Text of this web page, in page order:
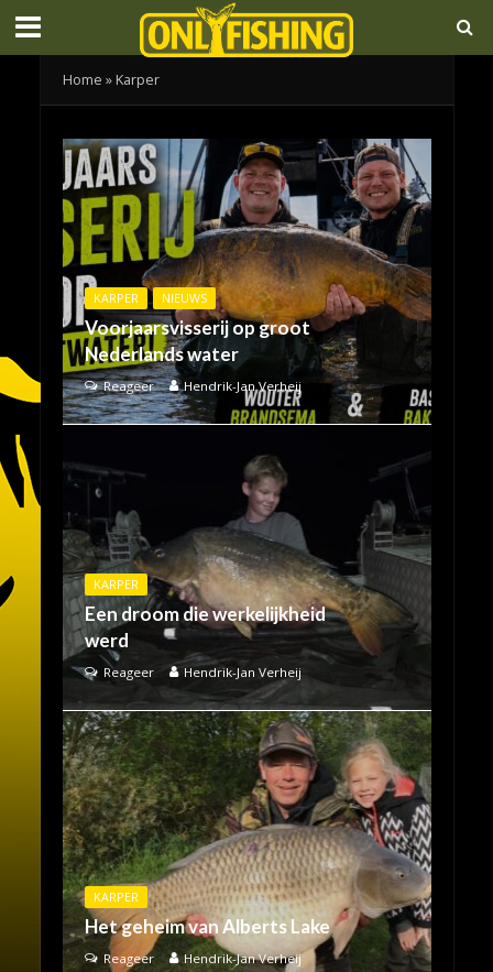
Home » Karper
KARPER NIEUWS
Voorjaarsvisserij op groot
Nederlands water
Reageer Hendrik-Jan Verheij
KARPER
Een droom die werkelijkheid
werd
Reageer Hendrik-Jan Verheij
KARPER
Het geheim van Alberts Lake
Reageer Hendrik-Jan Verheij